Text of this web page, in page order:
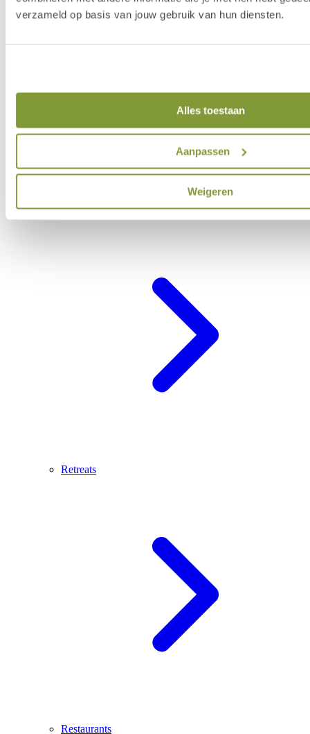
verzameld op basis van jouw gebruik van hun diensten.
Alles toestaan
Aanpassen
Weigeren
Belevenisprogramma
Retreats
Restaurants